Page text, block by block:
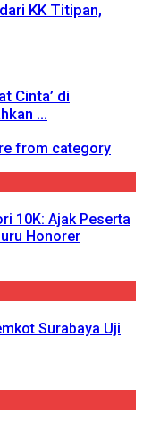
KK Titipan,
Cinta’ di
...
from category
10K: Ajak Peserta
Honorer
Surabaya Uji